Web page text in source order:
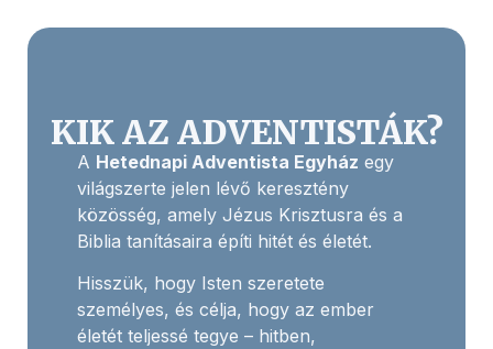
KIK AZ ADVENTISTÁK?
A Hetednapi Adventista Egyház egy
világszerte jelen lévő keresztény
közösség, amely Jézus Krisztusra és a
Biblia tanításaira építi hitét és életét.
Hisszük, hogy Isten szeretete
személyes, és célja, hogy az ember
életét teljessé tegye – hitben,